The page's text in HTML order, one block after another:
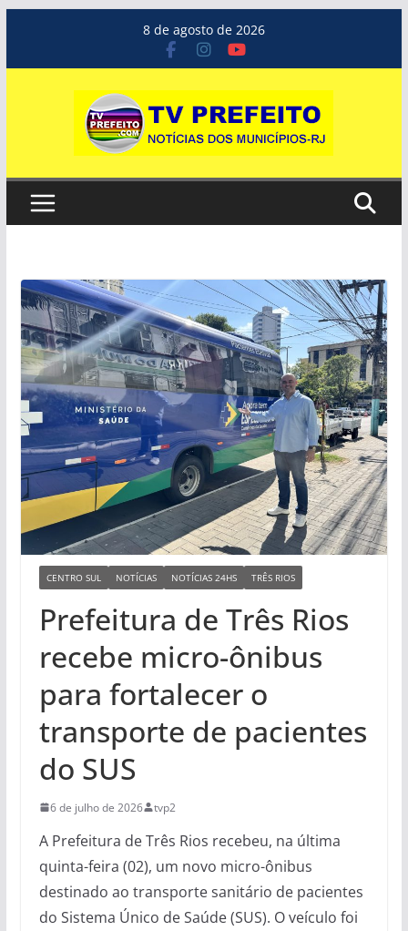
o
8 de agosto de 2026
CENTRO SUL NOTÍCIAS NOTÍCIAS 24HS TRÊS RIOS
Prefeitura de Três Rios
recebe micro-ônibus
para fortalecer o
transporte de pacientes
do SUS
6 de julho de 2026 tvp2
A Prefeitura de Três Rios recebeu, na última
quinta-feira (02), um novo micro-ônibus
destinado ao transporte sanitário de pacientes
do Sistema Único de Saúde (SUS). O veículo foi